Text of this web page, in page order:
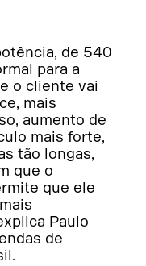
de 540
para a
o cliente vai
mais
aumento de
mais forte,
tão longas,
que o
que ele
Paulo
de